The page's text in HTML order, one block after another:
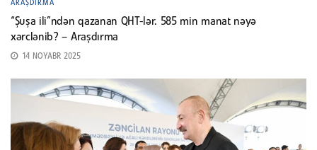
ARAŞDIRMA
“Şuşa ili”ndən qazanan QHT-lər. 585 min manat nəyə
xərclənib? – Araşdırma
14 NOYABR 2025